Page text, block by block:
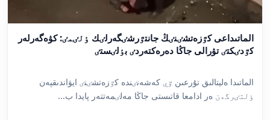
الماتىداعى كٷزەتشٸنٸڭ جانتٷرشٸگەرلٸك ٶلٸمٸ: كۋەگەرلەر
كٷدٸكتٸ تۋرالى جاڭا دەرەكتەردٸ بٶلٸستٸ
الماتىدا ەليتالىق تۇرعىن ٷي كەشەنٸندە كٷزەتشٸنٸ ايۋاندىقپەن
ٶلتٸرگەن ەر ادامعا قاتىستى جاڭا مەلٸمەتتەر پايدا ب...